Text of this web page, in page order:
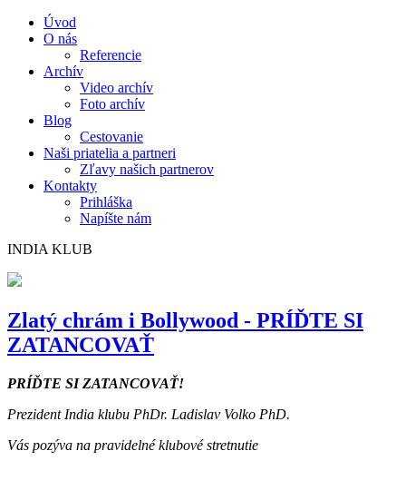
Úvod
O nás
Referencie
Archív
Video archív
Foto archív
Blog
Cestovanie
Naši priatelia a partneri
Zľavy našich partnerov
Kontakty
Prihláška
Napíšte nám
INDIA KLUB
Zlatý chrám i Bollywood - PRÍĎTE SI
ZATANCOVAŤ
PRÍĎTE SI ZATANCOVAŤ!
Prezident India klubu PhDr. Ladislav Volko PhD.
Vás pozýva na pravidelné klubové stretnutie